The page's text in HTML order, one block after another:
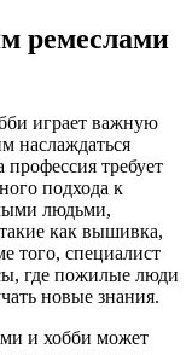
ремеслами
играет важную
наслаждаться
требует
подхода к
людьми,
как вышивка,
того, специалист
где пожилые люди
новые знания.
и хобби может